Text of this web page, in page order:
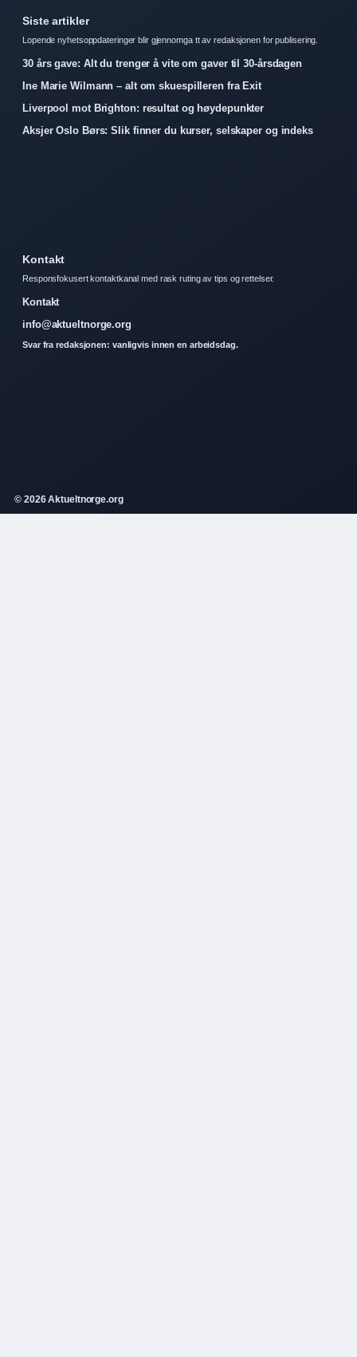
Siste artikler
Lopende nyhetsoppdateringer blir gjennomga tt av redaksjonen for publisering.
30 års gave: Alt du trenger å vite om gaver til 30-årsdagen
Ine Marie Wilmann – alt om skuespilleren fra Exit
Liverpool mot Brighton: resultat og høydepunkter
Aksjer Oslo Børs: Slik finner du kurser, selskaper og indeks
Kontakt
Responsfokusert kontaktkanal med rask ruting av tips og rettelser.
Kontakt
info@aktueltnorge.org
Svar fra redaksjonen: vanligvis innen en arbeidsdag.
© 2026 Aktueltnorge.org